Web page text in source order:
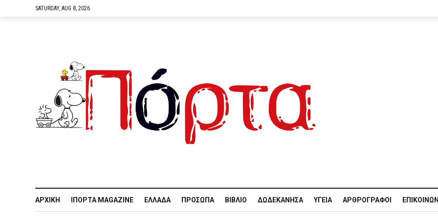
SATURDAY, AUG 8, 2026
ΑΡΧΙΚΉ IΠΌΡΤΑ MAGAZINE ΕΛΛΆΔΑ ΠΡΌΣΩΠΑ ΒΙΒΛΊΟ ΔΩΔΕΚΆΝΗΣΑ ΥΓΕΊΑ ΑΡΘΡΟΓΡΆΦΟΙ